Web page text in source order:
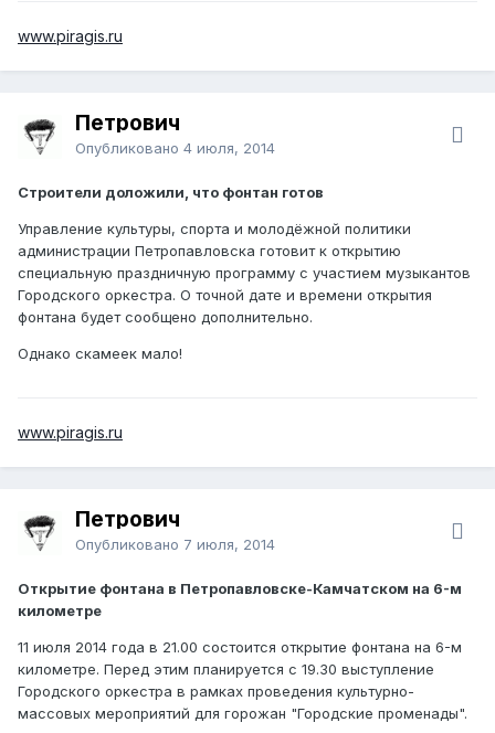
www.piragis.ru
Петрович
Опубликовано 4 июля, 2014
Строители доложили, что фонтан готов
Управление культуры, спорта и молодёжной политики
администрации Петропавловска готовит к открытию
специальную праздничную программу с участием музыкантов
Городского оркестра. О точной дате и времени открытия
фонтана будет сообщено дополнительно.
Однако скамеек мало!
www.piragis.ru
Петрович
Опубликовано 7 июля, 2014
Открытие фонтана в Петропавловске-Камчатском на 6-м
километре
11 июля 2014 года в 21.00 состоится открытие фонтана на 6-м
километре. Перед этим планируется с 19.30 выступление
Городского оркестра в рамках проведения культурно-
массовых мероприятий для горожан "Городские променады".